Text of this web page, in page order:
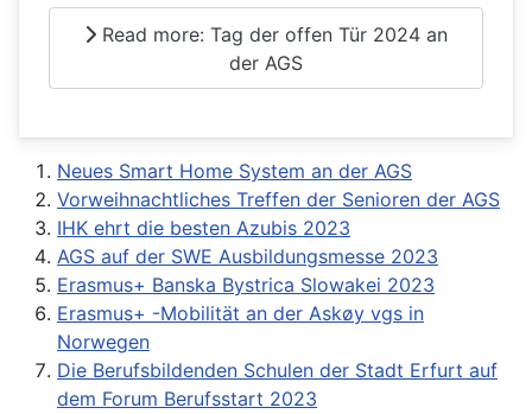
Read more: Tag der offen Tür 2024 an
der AGS
Neues Smart Home System an der AGS
Vorweihnachtliches Treffen der Senioren der AGS
IHK ehrt die besten Azubis 2023
AGS auf der SWE Ausbildungsmesse 2023
Erasmus+ Banska Bystrica Slowakei 2023
Erasmus+ -Mobilität an der Askøy vgs in
Norwegen
Die Berufsbildenden Schulen der Stadt Erfurt auf
dem Forum Berufsstart 2023